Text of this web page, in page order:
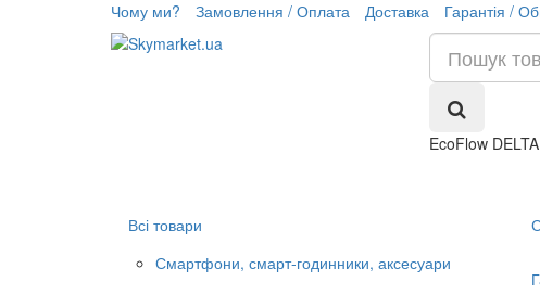
Чому ми? Замовлення / Оплата Доставка Гарантія /
EcoFlow
Всі товари
Смартфони, смарт-годинники, аксесуари